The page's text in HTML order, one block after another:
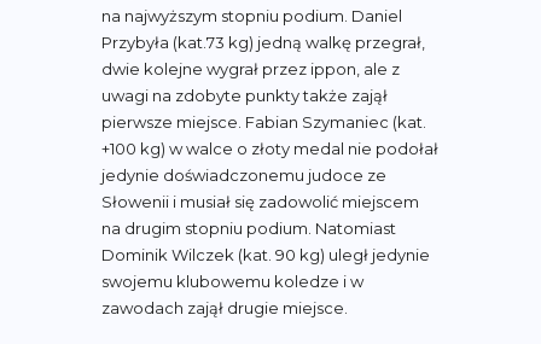
na najwyższym stopniu podium. Daniel
Przybyła (kat.73 kg) jedną walkę przegrał,
dwie kolejne wygrał przez ippon, ale z
uwagi na zdobyte punkty także zajął
pierwsze miejsce. Fabian Szymaniec (kat.
+100 kg) w walce o złoty medal nie podołał
jedynie doświadczonemu judoce ze
Słowenii i musiał się zadowolić miejscem
na drugim stopniu podium. Natomiast
Dominik Wilczek (kat. 90 kg) uległ jedynie
swojemu klubowemu koledze i w
zawodach zajął drugie miejsce.